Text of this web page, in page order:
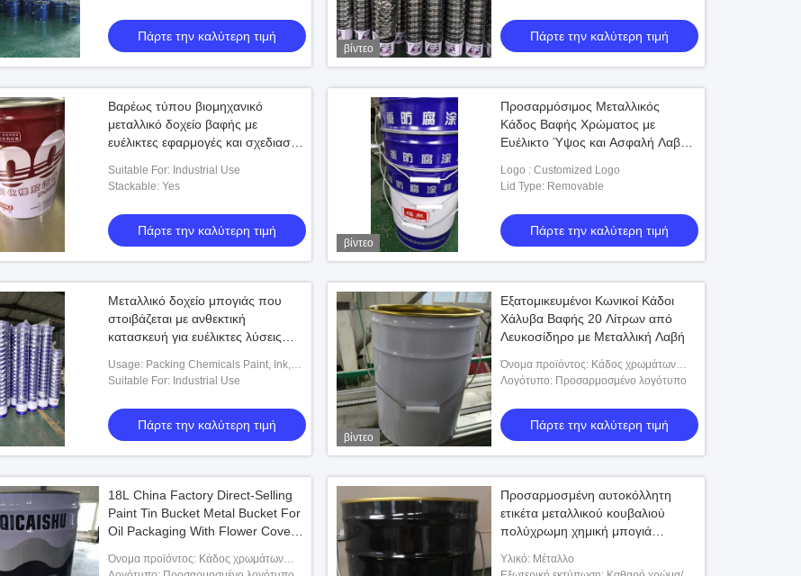
Πάρτε την καλύτερη τιμή
βίντεο
Πάρτε την καλύτερη τιμή
Βαρέως τύπου βιομηχανικό
μεταλλικό δοχείο βαφής με
ευέλικτες εφαρμογές και σχεδιασμό
Suitable For: Industrial Use
Stackable: Yes
Πάρτε την καλύτερη τιμή
βίντεο
Προσαρμόσιμος Μεταλλικός
Κάδος Βαφής Χρώματος με
Ευέλικτο Ύψος και Ασφαλή Λαβή
Logo : Customized Logo
Lid Type: Removable
Πάρτε την καλύτερη τιμή
Μεταλλικό δοχείο μπογιάς που
στοιβάζεται με ανθεκτική
κατασκευή για ευέλικτες λύσεις
Usage: Packing Chemicals Paint, Ink,
Solvent, Thinner, Adhesive
Suitable For: Industrial Use
Πάρτε την καλύτερη τιμή
βίντεο
Εξατομικευμένοι Κωνικοί Κάδοι
Χάλυβα Βαφής 20 Λίτρων από
Λευκοσίδηρο με Μεταλλική Λαβή
Όνομα προϊόντος: Κάδος χρωμάτων
μετάλλων
Λογότυπο: Προσαρμοσμένο λογότυπο
Πάρτε την καλύτερη τιμή
18L China Factory Direct-Selling
Paint Tin Bucket Metal Bucket For
Oil Packaging With Flower Cover
18L Κίνας Εταιρεία απευθείας
Όνομα προϊόντος: Κάδος χρωμάτων
Προσαρμοσμένη αυτοκόλλητη
ετικέτα μεταλλικού κουβαλιού
πολύχρωμη χημική μπογιά
μεταλλικά δοχεία
Υλικό: Μέταλλο